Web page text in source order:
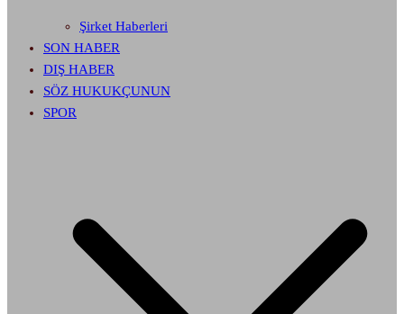
Şirket Haberleri
SON HABER
DIŞ HABER
SÖZ HUKUKÇUNUN
SPOR